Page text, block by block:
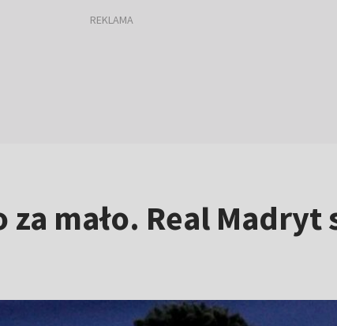
za mało. Real